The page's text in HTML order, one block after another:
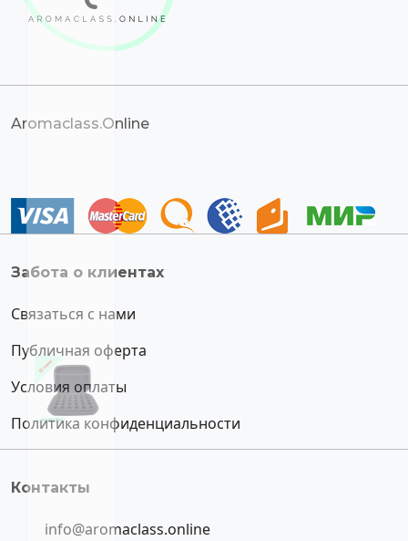
Aromaclass.Online
Забота о клиентах
Связаться с нами
Публичная оферта
Условия оплаты
Политика конфиденциальности
Контакты
info@aromaclass.online